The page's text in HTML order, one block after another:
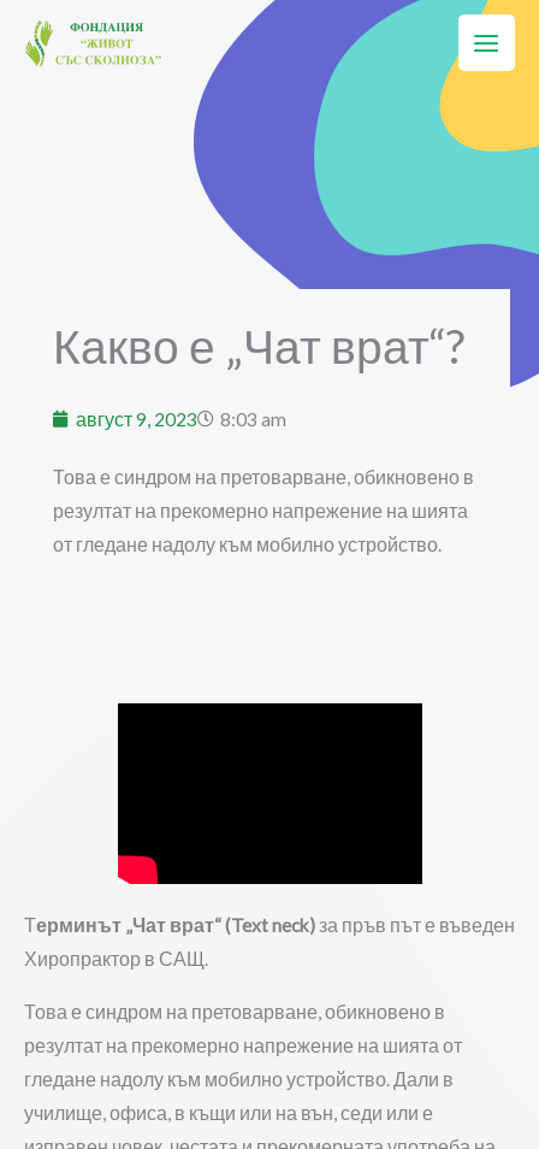
Какво е „Чат врат“?
август 9, 2023 8:03 am
Това е синдром на претоварване, обикновено в
резултат на прекомерно напрежение на шията
от гледане надолу към мобилно устройство.
Терминът „Чат врат“ (Text neck)за пръв път е въведен
Хиропрактор в САЩ.
Това е синдром на претоварване, обикновено в
резултат на прекомерно напрежение на шията от
гледане надолу към мобилно устройство. Дали в
училище, офиса, в къщи или на вън, седи или е